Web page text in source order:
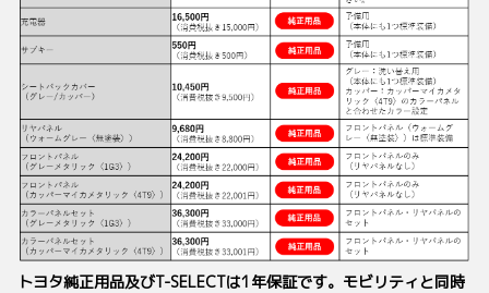
トヨタ純正用品及びT-SELECTは1年保証です。モビリティと同時